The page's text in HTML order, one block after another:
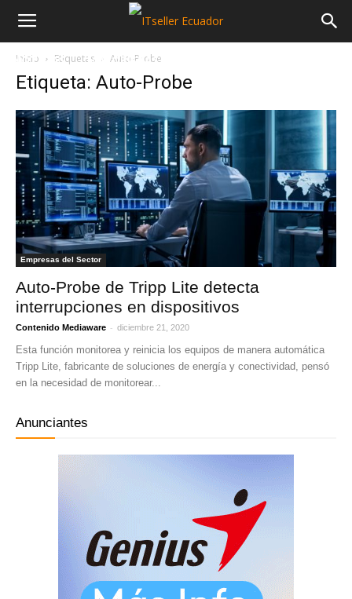
NOTICIAS MAYORISTAS
Inicio Etiquetas Auto-Probe
Etiqueta: Auto-Probe
Empresas del Sector
Auto-Probe de Tripp Lite detecta
interrupciones en dispositivos
Contenido Mediaware - diciembre 21, 2020
Esta función monitorea y reinicia los equipos de manera automática
Tripp Lite, fabricante de soluciones de energía y conectividad, pensó
en la necesidad de monitorear...
Anunciantes